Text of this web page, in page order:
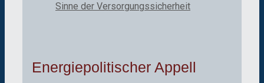
Sinne der Versorgungssicherheit
Energiepolitischer Appell